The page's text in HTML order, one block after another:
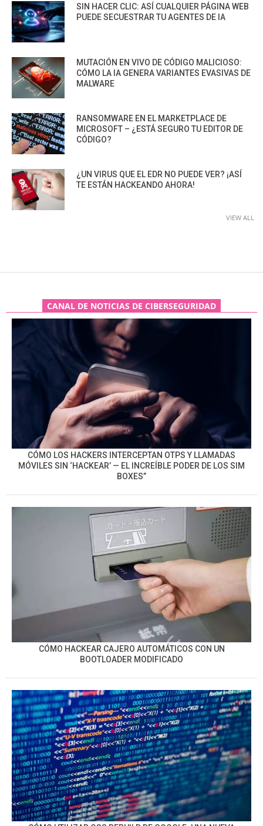
SIN HACER CLIC: ASÍ CUALQUIER PÁGINA WEB
PUEDE SECUESTRAR TU AGENTES DE IA
MUTACIÓN EN VIVO DE CÓDIGO MALICIOSO:
CÓMO LA IA GENERA VARIANTES EVASIVAS DE
MALWARE
RANSOMWARE EN EL MARKETPLACE DE
MICROSOFT – ¿ESTÁ SEGURO TU EDITOR DE
CÓDIGO?
¿UN VIRUS QUE EL EDR NO PUEDE VER? ¡ASÍ
TE ESTÁN HACKEANDO AHORA!
VIEW ALL
CANAL DE NOTICIAS DE CIBERSEGURIDAD
CÓMO LOS HACKERS INTERCEPTAN OTPS Y LLAMADAS
MÓVILES SIN ‘HACKEAR’ — EL INCREÍBLE PODER DE LOS SIM
BOXES”
CÓMO HACKEAR CAJERO AUTOMÁTICOS CON UN
BOOTLOADER MODIFICADO